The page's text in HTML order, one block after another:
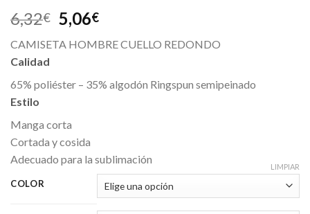
6,32€ 5,06€
CAMISETA HOMBRE CUELLO REDONDO
Calidad
65% poliéster – 35% algodón Ringspun semipeinado
Estilo
Manga corta
Cortada y cosida
Adecuado para la sublimación
COLOR
LIMPIAR